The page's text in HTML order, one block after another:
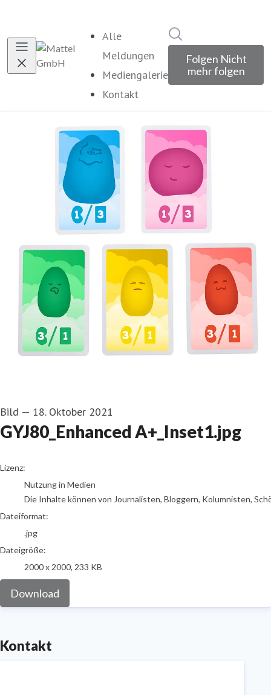
Alle
Meldungen
Mediengalerie
Kontakt
Folgen Nicht
mehr folgen
Bild — 18. Oktober 2021
GYJ80_Enhanced A+_Inset1.jpg
go to media item
Lizenz:
Nutzung in Medien
Die Inhalte können von Journalisten, Bloggern, Kolumnisten,
Dateiformat:
.jpg
Dateigröße:
2000 x 2000, 233 KB
Download
Kontakt